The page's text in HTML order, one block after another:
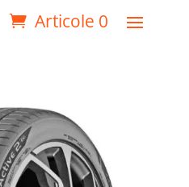
Articole 0